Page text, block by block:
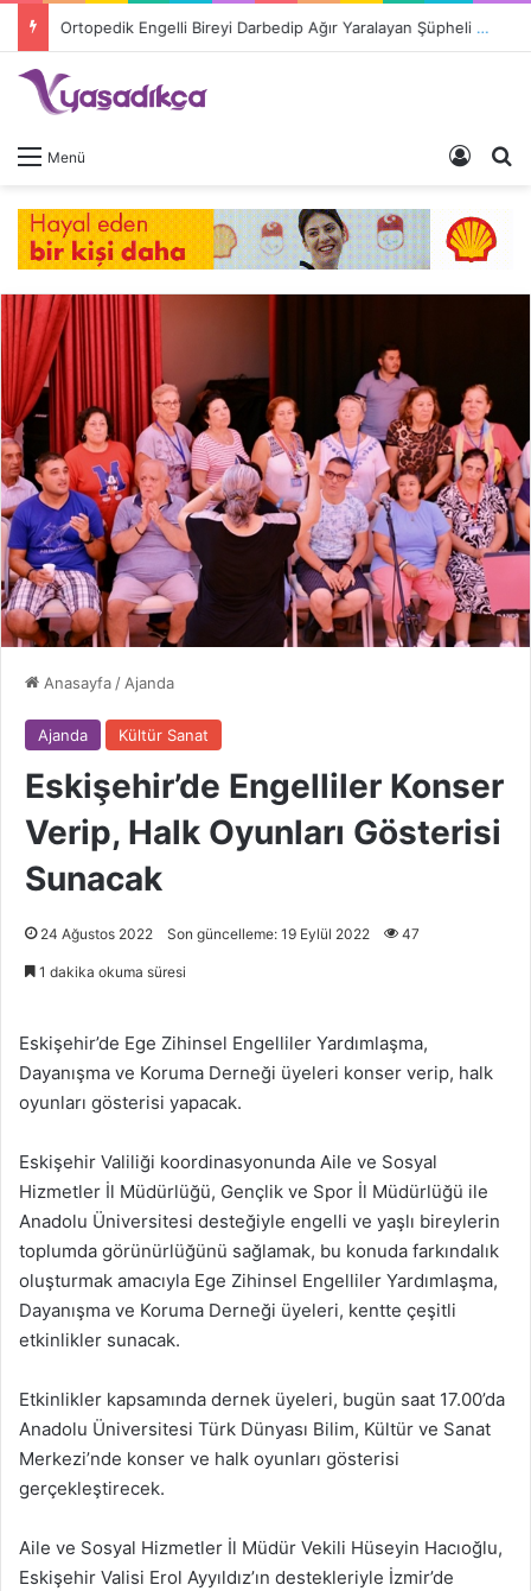
Ortopedik Engelli Bireyi Darbedip Ağır Yaralayan Şüpheli Tutuklandı
Menü Giriş
Anasayfa / Ajanda
Ajanda Kültür Sanat
Eskişehir’de Engelliler Konser
Verip, Halk Oyunları Gösterisi
Sunacak
24 Ağustos 2022 Son güncelleme: 19 Eylül 2022 47
1 dakika okuma süresi
Eskişehir’de Ege Zihinsel Engelliler Yardımlaşma,
Dayanışma ve Koruma Derneği üyeleri konser verip, halk
oyunları gösterisi yapacak.
Eskişehir Valiliği koordinasyonunda Aile ve Sosyal
Hizmetler İl Müdürlüğü, Gençlik ve Spor İl Müdürlüğü ile
Anadolu Üniversitesi desteğiyle engelli ve yaşlı bireylerin
toplumda görünürlüğünü sağlamak, bu konuda farkındalık
oluşturmak amacıyla Ege Zihinsel Engelliler Yardımlaşma,
Dayanışma ve Koruma Derneği üyeleri, kentte çeşitli
etkinlikler sunacak.
Etkinlikler kapsamında dernek üyeleri, bugün saat 17.00’da
Anadolu Üniversitesi Türk Dünyası Bilim, Kültür ve Sanat
Merkezi’nde konser ve halk oyunları gösterisi
gerçekleştirecek.
Aile ve Sosyal Hizmetler İl Müdür Vekili Hüseyin Hacıoğlu,
Eskişehir Valisi Erol Ayyıldız’ın destekleriyle İzmir’de